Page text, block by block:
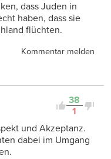
dass Juden in
haben, dass sie
flüchten.
Kommentar melden
38
1
und Akzeptanz.
dabei im Umgang